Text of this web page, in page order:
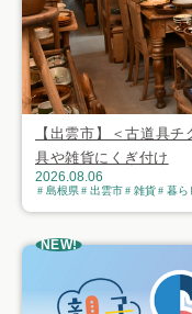
【出雲市】＜古道具
具や雑貨にくぎ付け
2026.08.06
島根県 出雲市 雑貨 暮ら
NEW!